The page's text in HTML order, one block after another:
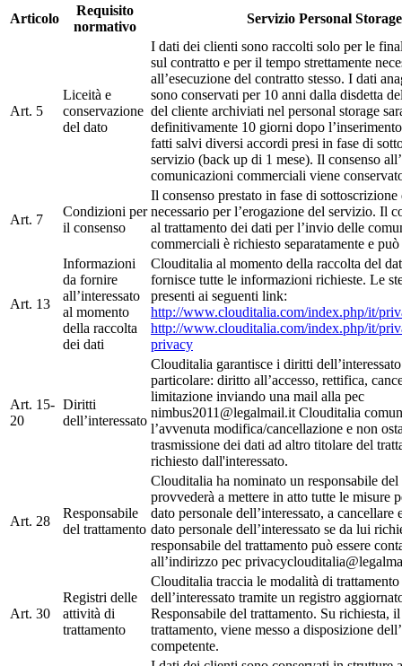
Articolo
Requisito
normativo
Servizio Personal Storage
Art. 5
Liceità e
conservazione
del dato
I dati dei clienti sono raccolti solo per le
sul contratto e per il tempo strettamente
all’esecuzione del contratto stesso. I dati
sono conservati per 10 anni dalla disdetta
del cliente archiviati nel personal storage
definitivamente 10 giorni dopo
fatti salvi diversi accordi presi in fase di
servizio (back up di 1 mese). Il consenso
comunicazioni commerciali viene
Art. 7
Condizioni per
il consenso
Il consenso prestato in fase di sottoscrizione
necessario per l’erogazione del servizio. Il
al trattamento dei dati per l’invio delle
commerciali è richiesto separatamente e
Art. 13
Informazioni
da fornire
all’interessato
al momento
della raccolta
dei dati
Clouditalia al momento della raccolta del
fornisce tutte le informazioni richieste. Le
presenti ai seguenti link:
http://www.clouditalia.com/index.php/it/
http://www.clouditalia.com/index.php/it/
privacy
Art. 15-
20
Diritti
dell’interessato
Clouditalia garantisce i diritti
particolare: diritto all’accesso, rettifica,
limitazione inviando una mail alla pec
nimbus2011@legalmail.it Clouditalia
l’avvenuta modifica/cancellazione e non
trasmissione dei dati ad altro titolare del
richiesto dall'interessato.
Art. 28
Responsabile
del trattamento
Clouditalia ha nominato un responsabile del
provvederà a mettere in atto tutte le misure
dato personale dell’interessato, a
dato personale dell’interessato se da lui
responsabile del trattamento può essere
all’indirizzo pec
Art. 30
Registri delle
attività di
trattamento
Clouditalia traccia le modalità di
dell’interessato tramite un registro
Responsabile del trattamento. Su richiesta,
trattamento, viene messo a disposizione
competente.